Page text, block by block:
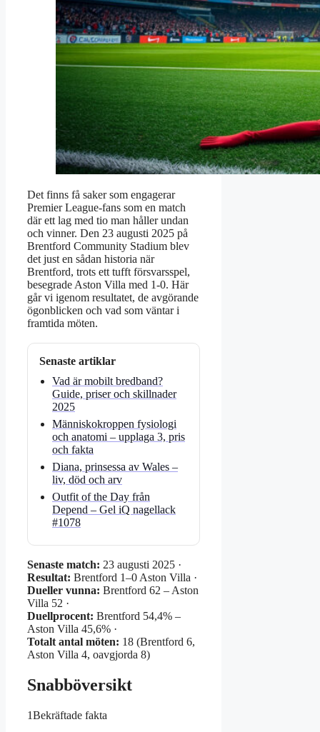
Det finns få saker som engagerar
Premier League-fans som en match
där ett lag med tio man håller undan
och vinner. Den 23 augusti 2025 på
Brentford Community Stadium blev
det just en sådan historia när
Brentford, trots ett tufft försvarsspel,
besegrade Aston Villa med 1-0. Här
går vi igenom resultatet, de avgörande
ögonblicken och vad som väntar i
framtida möten.
Senaste artiklar
Vad är mobilt bredband?
Guide, priser och skillnader
2025
Människokroppen fysiologi
och anatomi – upplaga 3, pris
och fakta
Diana, prinsessa av Wales –
liv, död och arv
Outfit of the Day från
Depend – Gel iQ nagellack
#1078
Senaste match: 23 augusti 2025 ·
Resultat: Brentford 1–0 Aston Villa ·
Dueller vunna: Brentford 62 – Aston
Villa 52 ·
Duellprocent: Brentford 54,4% –
Aston Villa 45,6% ·
Totalt antal möten: 18 (Brentford 6,
Aston Villa 4, oavgjorda 8)
Snabböversikt
1Bekräftade fakta